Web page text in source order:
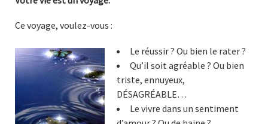
Ce voyage, voulez-vous :
Le réussir ? Ou bien le rater ?
Qu’il soit agréable ? Ou bien
triste, ennuyeux,
DÉSAGRÉABLE…
Le vivre dans un sentiment